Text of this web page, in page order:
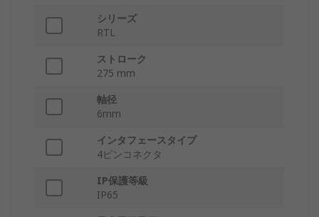
シリーズ
RTL
ストローク
275 mm
軸径
6mm
インタフェースタイプ
4ピンコネクタ
IP保護等級
IP65